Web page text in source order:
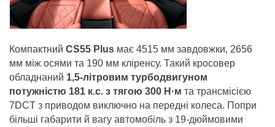
Компактний CS55 Plus має 4515 мм завдовжки, 2656
мм між осями та 190 мм кліренсу. Такий кросовер
обладнаний 1,5-літровим турбодвигуном
потужністю 181 к.с. з тягою 300 Н·м та трансмісією
7DCT з приводом виключно на передні колеса. Попри
більші габарити й вагу автомобіль з 19-дюймовими